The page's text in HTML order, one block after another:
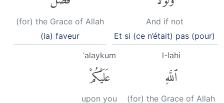
And if not
Et si (ce n’était) pas (pour)
(for) the Grace of Allah
(la) faveur
l-lahi
ٱللَّهِ
(for) the Grace of Allah
ʿalaykum
عَلَيْكُمْ
upon you